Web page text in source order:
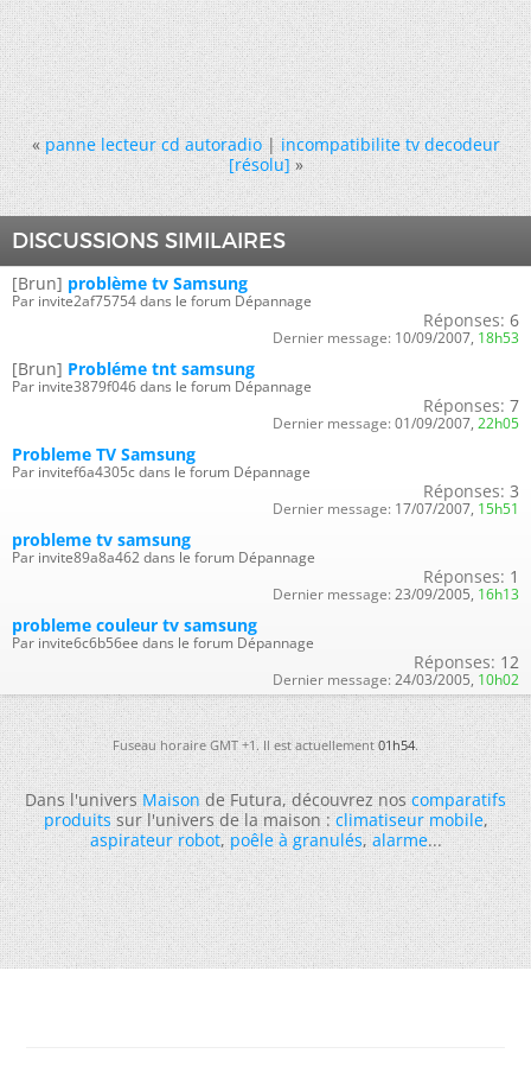
« panne lecteur cd autoradio|incompatibilite tv decodeur
[résolu] »
DISCUSSIONS SIMILAIRES
[Brun] problème tv Samsung
Par invite2af75754 dans le forum Dépannage
Réponses: 6
Dernier message: 10/09/2007, 18h53
[Brun] Probléme tnt samsung
Par invite3879f046 dans le forum Dépannage
Réponses: 7
Dernier message: 01/09/2007, 22h05
Probleme TV Samsung
Par invitef6a4305c dans le forum Dépannage
Réponses: 3
Dernier message: 17/07/2007, 15h51
probleme tv samsung
Par invite89a8a462 dans le forum Dépannage
Réponses: 1
Dernier message: 23/09/2005, 16h13
probleme couleur tv samsung
Par invite6c6b56ee dans le forum Dépannage
Réponses: 12
Dernier message: 24/03/2005, 10h02
Fuseau horaire GMT +1. Il est actuellement01h54.
Dans l'universMaisonde Futura, découvrez noscomparatifs
produitssur l'univers de la maison :climatiseur mobile,
aspirateur robot,poêle à granulés,alarme...